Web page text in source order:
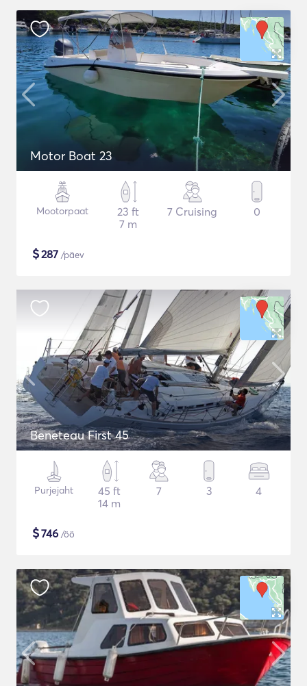
Motor Boat 23
Mootorpaat
23 ft
7 m
7 Cruising 0
$287 /päev
Beneteau First 45
Purjejaht
45 ft
14 m
7 3 4
$746 /öö